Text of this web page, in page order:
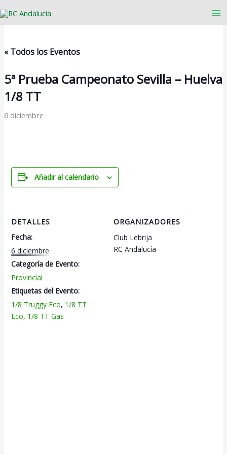
al
« Todos los Eventos
5ª Prueba Campeonato Sevilla – Huelva
1/8 TT
6 diciembre
Añadir al calendario
DETALLES
Fecha:
6 diciembre
Categoría de Evento:
Provincial
Etiquetas del Evento:
1/8 Truggy Eco, 1/8 TT
Eco, 1/8 TT Gas
ORGANIZADORES
Club Lebrija
RC Andalucía